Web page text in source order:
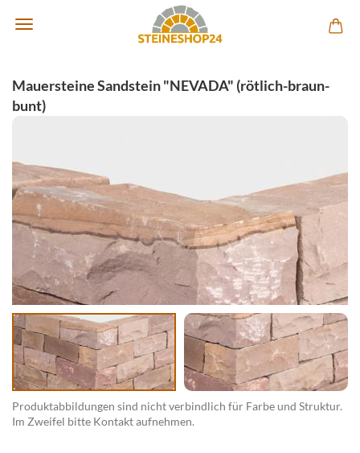
Mauersteine Sandstein "NEVADA" (rötlich-braun-
bunt)
Produktabbildungen sind nicht verbindlich für Farbe und Struktur.
Im Zweifel bitte Kontakt aufnehmen.